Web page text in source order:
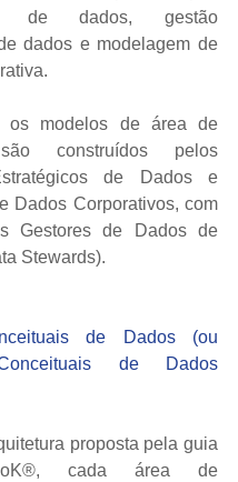
de dados, gestão
dados e modelagem de
os modelos de área de
construídos pelos
de Dados e
Dados Corporativos, com
Gestores de Dados de
Stewards).
de Dados (ou
de Dados
proposta pela guia
cada área de